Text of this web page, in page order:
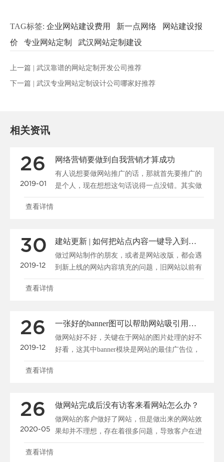
TAG标签: 企业网站建设费用 新一点网络
网站建设报
价
专业网站定制 武汉网站定制建设
上一篇 | 武汉靠谱的网站定制开发公司推荐
下一篇 | 武汉专业网站定制设计公司哪家好推荐
相关资讯
26
2019-01
网络营销要做到自我营销才算成功
有人说想要做网站推广的话，那就首先要推广的
是个人，现在想想这句话说得一点没错。其实做
公司又何曾不是在......
查看详情
30
2019-12
建站更新 | 如何把站点内容一键导入到新系统
做过网站制作的朋友，或者是网站改版，都会遇
到新上线的网站内容填充的问题，旧网站以前有
很多资料，我们怎......
查看详情
26
2019-12
一张好的banner图可以帮助网站吸引用户、促进转化
做网站好不好，关键在于网站的图片处理的好不
好看，这其中banner模块是网站的最佳广告位，
一张好的b......
查看详情
26
2020-05
做网站完成后没有访客来看网站怎么办？
做网站的客户做好了网站，但是做出来的网站效
果却并不理想，存在着很多问题，导致客户在进
入网站后停留很短......
查看详情